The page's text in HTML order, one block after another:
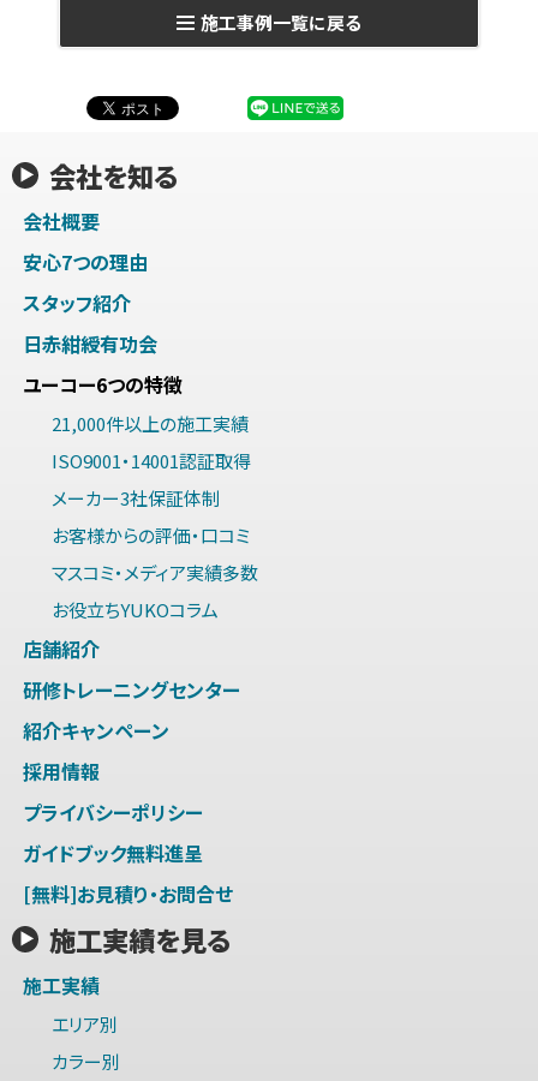
施工事例一覧に戻る
会社を知る
会社概要
安心7つの理由
スタッフ紹介
日赤紺綬有功会
ユーコー6つの特徴
21,000件以上の施工実績
ISO9001・14001認証取得
メーカー3社保証体制
お客様からの評価・口コミ
マスコミ・メディア実績多数
お役立ちYUKOコラム
店舗紹介
研修トレーニングセンター
紹介キャンペーン
採用情報
プライバシーポリシー
ガイドブック無料進呈
[無料]お見積り・お問合せ
施工実績を見る
施工実績
エリア別
カラー別